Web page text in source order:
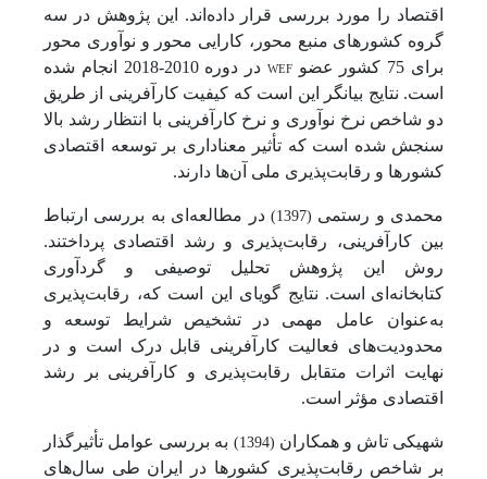
اقتصاد را مورد بررسی قرار داده‌اند. این پژوهش در سه
گروه کشورهای منبع محور، کارایی محور و نوآوری محور
برای 75 کشور عضو
WEF
در دوره 2010-2018 انجام شده
است. نتایج بیانگر این است که کیفیت کارآفرینی از طریق
دو شاخص نرخ نوآوری و نرخ کارآفرینی با انتظار رشد بالا
سنجش شده است که تأثیر معناداری بر توسعه اقتصادی
کشورها و رقابت‌پذیری ملی آن‌ها دارند.
محمدی و رستمی (1397)
در مطالعه‌ای به بررسی ارتباط
بین کارآفرینی، رقابت‌پذیری و رشد اقتصادی پرداختند.
روش این پژوهش تحلیل توصیفی و گردآوری
کتابخانه‌ای
است. نتایج گویای این است که، رقابت‌پذیری
به‌عنوان عامل مهمی در تشخیص شرایط توسعه و
محدودیت‌های فعالیت کارآفرینی قابل درک است و در
نهایت اثرات متقابل رقابت‌پذیری و کارآفرینی بر رشد
اقتصادی مؤثر است.
شهیکی تاش و همکاران (1394)
به بررسی عوامل تأثیرگذار
بر شاخص رقابت‌پذیری کشورها در ایران طی سال‌های